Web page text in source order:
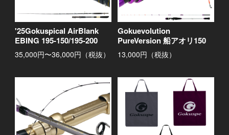
'25Gokuspical AirBlank
EBING 195-150/195-200
35,000円〜36,000円（税抜）
Gokuevolution
PureVersion 船アオリ150
13,000円（税抜）